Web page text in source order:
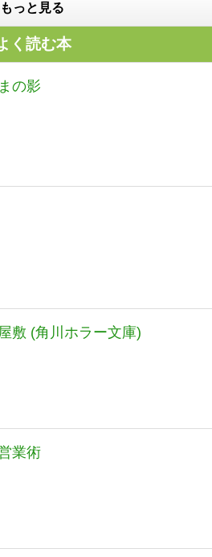
もっと見る
く読む本
の影
敷 (角川ホラー文庫)
業術